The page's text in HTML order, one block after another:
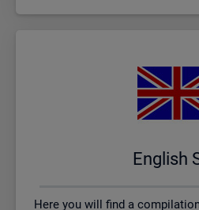
English
Here you will find a